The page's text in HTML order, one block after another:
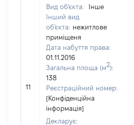
11
Вид об'єкта:
Інше
Інший вид
об'єкта: нежитлове
приміщеня
Дата набуття права:
01.11.2016
Загальна площа (м2):
138
Реєстраційний номер:
[Конфіденційна
інформація]
Декларує: